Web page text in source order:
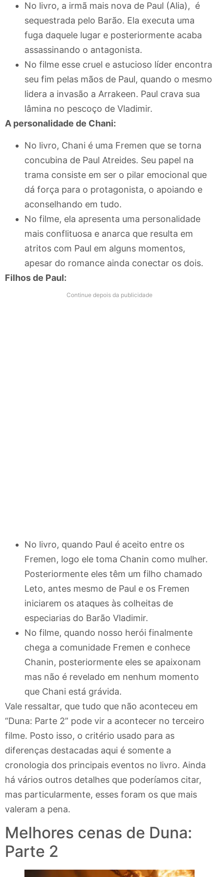
No livro, a irmã mais nova de Paul (Alia), é
sequestrada pelo Barão. Ela executa uma
fuga daquele lugar e posteriormente acaba
assassinando o antagonista.
No filme esse cruel e astucioso líder encontra
seu fim pelas mãos de Paul, quando o mesmo
lidera a invasão a Arrakeen. Paul crava sua
lâmina no pescoço de Vladimir.
A personalidade de Chani:
No livro, Chani é uma Fremen que se torna
concubina de Paul Atreides. Seu papel na
trama consiste em ser o pilar emocional que
dá força para o protagonista, o apoiando e
aconselhando em tudo.
No filme, ela apresenta uma personalidade
mais conflituosa e anarca que resulta em
atritos com Paul em alguns momentos,
apesar do romance ainda conectar os dois.
Filhos de Paul:
Continue depois da publicidade
No livro, quando Paul é aceito entre os
Fremen, logo ele toma Chanin como mulher.
Posteriormente eles têm um filho chamado
Leto, antes mesmo de Paul e os Fremen
iniciarem os ataques às colheitas de
especiarias do Barão Vladimir.
No filme, quando nosso herói finalmente
chega a comunidade Fremen e conhece
Chanin, posteriormente eles se apaixonam
mas não é revelado em nenhum momento
que Chani está grávida.
Vale ressaltar, que tudo que não aconteceu em
“Duna: Parte 2” pode vir a acontecer no terceiro
filme. Posto isso, o critério usado para as
diferenças destacadas aqui é somente a
cronologia dos principais eventos no livro. Ainda
há vários outros detalhes que poderíamos citar,
mas particularmente, esses foram os que mais
valeram a pena.
Melhores cenas de Duna:
Parte 2